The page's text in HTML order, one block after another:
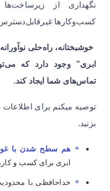
نگهداری از زیرساخت‌ها
کسب‌وکارها غیرقابل‌دسترس
خوشبختانه، راه‌حلی
ابری” وجود دارد که
تماس‌های شما ایجاد کند.
توصیه میکنم برای اطلاعات
بزنید.
هم سطح شدن با غول
ابری برای کسب و
خداحافظی با محدودیت